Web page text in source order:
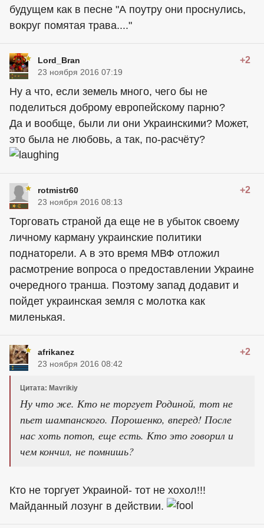
будущем как в песне "А поутру они проснулись,
вокруг помятая трава...."
Lord_Bran +2
23 ноября 2016 07:19
Ну а что, если земель много, чего бы не
поделиться доброму европейскому парню?
Да и вообще, были ли они Украинскими? Может,
это была не любовь, а так, по-расчёту?
rotmistr60 +2
23 ноября 2016 08:13
Торговать страной да еще не в убыток своему
личному карману украинские политики
поднаторели. А в это время МВФ отложил
расмотрение вопроса о предоставлении Украине
очередного транша. Поэтому запад додавит и
пойдет украинская земля с молотка как
миленькая.
afrikanez +2
23 ноября 2016 08:42
Цитата: Mavrikiy
Ну что же. Кто не торгует Родиной, тот не
пьет шампанского. Порошенко, вперед! После
нас хоть потоп, еще есть. Кто это говорил и
чем кончил, не помнишь?
Кто не торгует Украиной- тот не хохол!!!
Майданный лозунг в действии.